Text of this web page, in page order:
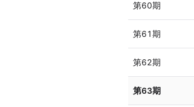
第60期
第61期
第62期
第63期